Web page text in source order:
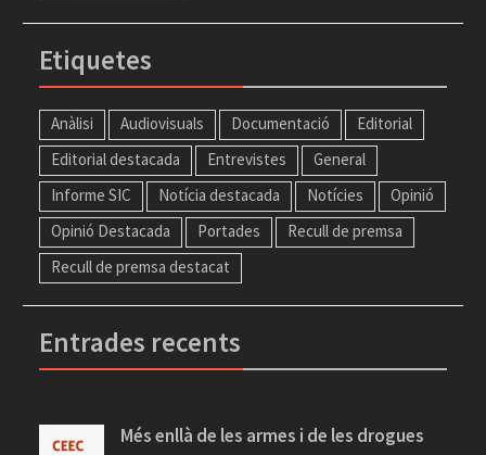
Etiquetes
Anàlisi Audiovisuals Documentació
Editorial
Editorial destacada
Entrevistes
General
Informe SIC
Notícia destacada Notícies
Opinió
Opinió Destacada
Portades
Recull de premsa
Recull de premsa destacat
Entrades recents
Més enllà de les armes i de les drogues